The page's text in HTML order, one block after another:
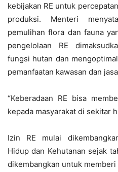
kebijakan RE untuk
produksi. Menteri
pemulihan flora dan fauna
pengelolaan RE
fungsi hutan dan
pemanfaatan kawasan dan
“Keberadaan RE bisa
kepada masyarakat di sekitar
Izin RE mulai
Hidup dan Kehutanan sejak
dikembangkan untuk